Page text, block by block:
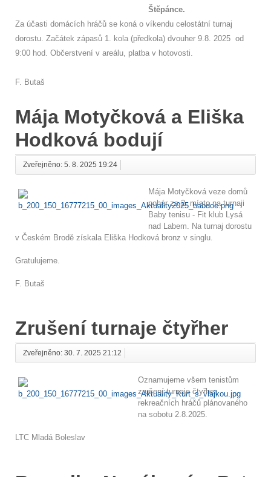
Štěpánce.
Za účasti domácích hráčů se koná o víkendu celostátní turnaj
dorostu. Začátek zápasů 1. kola (předkola) dvouher 9.8. 2025 od
9:00 hod. Občerstvení v areálu, platba v hotovosti.
F. Butaš
Mája Motyčková a Eliška
Hodková bodují
Zveřejněno: 5. 8. 2025 19:24
Mája Motyčková veze domů
pohár za 2. místo na turnaji
Baby tenisu - Fit klub Lysá
nad Labem. Na turnaj dorostu
v Českém Brodě získala Eliška Hodková bronz v singlu.
Gratulujeme.
F. Butaš
Zrušení turnaje čtyřher
Zveřejněno: 30. 7. 2025 21:12
Oznamujeme všem tenistům
zrušení turnaje čtyřher
rekreačních hráčů plánovaného
na sobotu 2.8.2025.
LTC Mladá Boleslav